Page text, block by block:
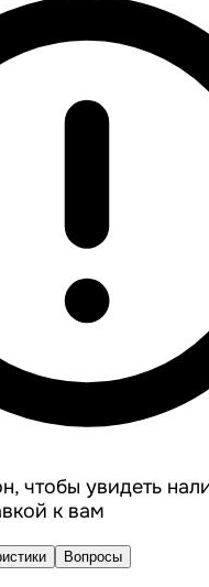
чтобы увидеть
к вам
Вопросы